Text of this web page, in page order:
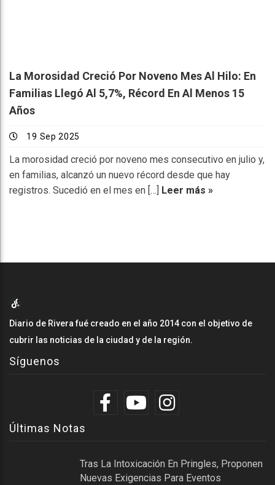
La Morosidad Creció Por Noveno Mes Al Hilo: En
Familias Llegó Al 5,7%, Récord En Al Menos 15
Años
19 Sep 2025
La morosidad creció por noveno mes consecutivo en julio y,
en familias, alcanzó un nuevo récord desde que hay
registros. Sucedió en el mes en […] Leer más »
Diario de Rivera fué creado en el año 2014 con el objetivo de
cubrir las noticias de la ciudad y de la región.
Síguenos
Últimas Notas
Tras La Intoxicación En Pringles, Proponen
Nuevas Exigencias Para Eventos